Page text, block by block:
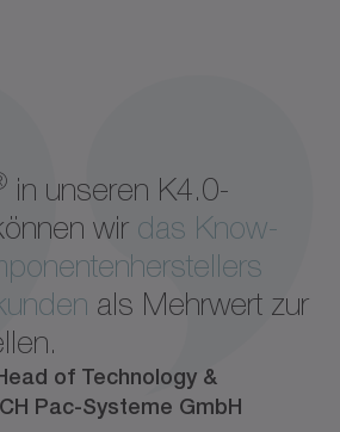
in unseren K4.0-
wir das Know-
als Mehrwert zur
of Technology &
Pac-Systeme GmbH